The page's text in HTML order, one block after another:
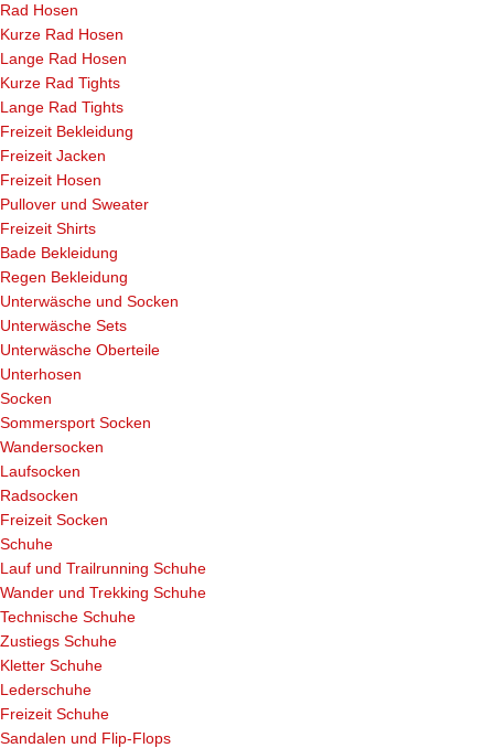
Rad Hosen
Kurze Rad Hosen
Lange Rad Hosen
Kurze Rad Tights
Lange Rad Tights
Freizeit Bekleidung
Freizeit Jacken
Freizeit Hosen
Pullover und Sweater
Freizeit Shirts
Bade Bekleidung
Regen Bekleidung
Unterwäsche und Socken
Unterwäsche Sets
Unterwäsche Oberteile
Unterhosen
Socken
Sommersport Socken
Wandersocken
Laufsocken
Radsocken
Freizeit Socken
Schuhe
Lauf und Trailrunning Schuhe
Wander und Trekking Schuhe
Technische Schuhe
Zustiegs Schuhe
Kletter Schuhe
Lederschuhe
Freizeit Schuhe
Sandalen und Flip-Flops